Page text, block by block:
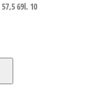
69l. 10